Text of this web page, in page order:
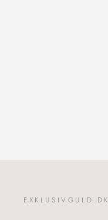
EXKLUSIVGULD.DK